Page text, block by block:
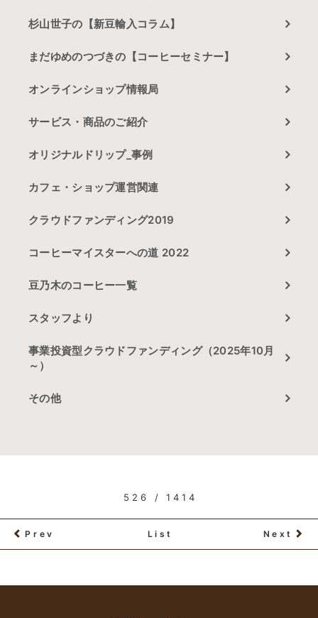
杉山世子の【新豆輸入コラム】
まだゆめのつづきの【コーヒーセミナー】
オンラインショップ情報局
サービス・商品のご紹介
オリジナルドリップ_事例
カフェ・ショップ運営関連
クラウドファンディング2019
コーヒーマイスターへの道 2022
豆乃木のコーヒー一覧
スタッフより
事業投資型クラウドファンディング（2025年10月
～）
その他
526 / 1414
Prev List Next